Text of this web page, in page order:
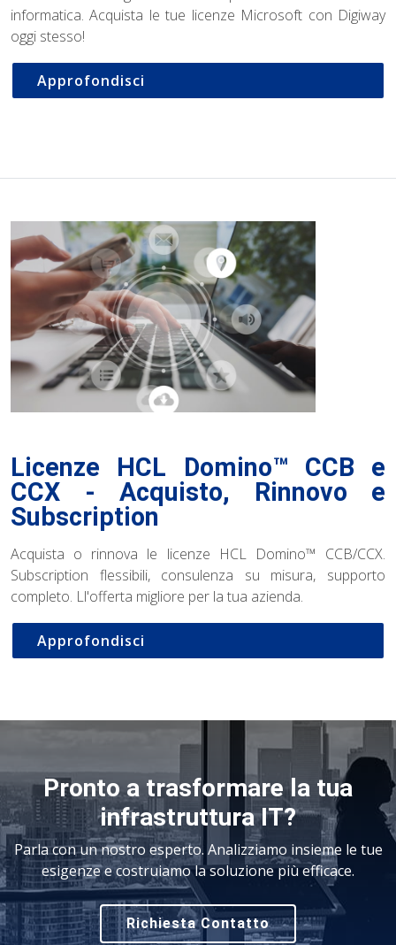
informatica. Acquista le tue licenze Microsoft con Digiway
oggi stesso!
Approfondisci
Licenze HCL Domino™ CCB e
CCX - Acquisto, Rinnovo e
Subscription
Acquista o rinnova le licenze HCL Domino™ CCB/CCX.
Subscription flessibili, consulenza su misura, supporto
completo. Ll'offerta migliore per la tua azienda.
Approfondisci
Pronto a trasformare la tua
infrastruttura IT?
Parla con un nostro esperto. Analizziamo insieme le tue
esigenze e costruiamo la soluzione più efficace.
Richiesta Contatto